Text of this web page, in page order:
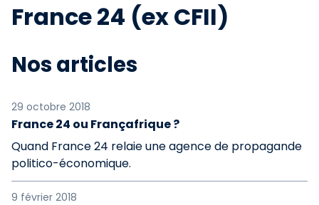
Notre revue
Boutique
France 24 (ex CFII)
Nos articles
29 octobre 2018
France 24 ou Françafrique ?
Quand France 24 relaie une agence de propagande
politico-économique.
9 février 2018